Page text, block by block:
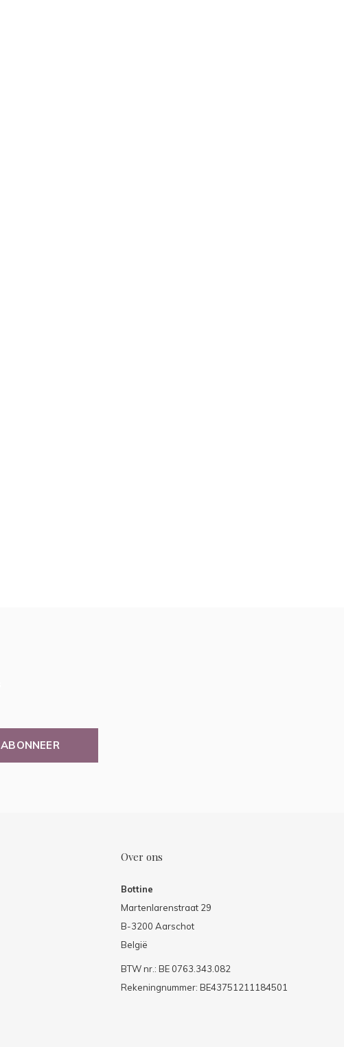
ABONNEER
Over ons
Bottine
Martenlarenstraat 29
B-3200 Aarschot
België
BTW nr.: BE 0763.343.082
Rekeningnummer: BE43751211184501